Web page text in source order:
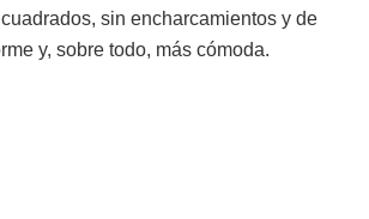
sin encharcamientos y de
y, sobre todo, más cómoda.